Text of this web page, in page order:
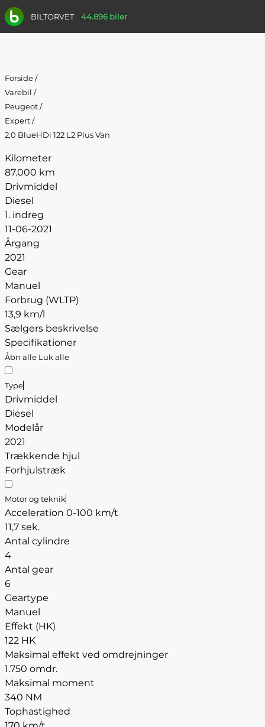
BILTORVET 44.896 biler
Forside/
Varebil /
Peugeot/
Expert/
2,0 BlueHDi 122 L2 Plus Van
Kilometer
87.000 km
Drivmiddel
Diesel
1. indreg
11-06-2021
Årgang
2021
Gear
Manuel
Forbrug (WLTP)
13,9 km/l
Sælgers beskrivelse
Specifikationer
Åbn alle Luk alle
Type
Drivmiddel
Diesel
Modelår
2021
Trækkende hjul
Forhjulstræk
Motor og teknik
Acceleration 0-100 km/t
11,7 sek.
Antal cylindre
4
Antal gear
6
Geartype
Manuel
Effekt (HK)
122 HK
Maksimal effekt ved omdrejninger
1.750 omdr.
Maksimal moment
340 NM
Tophastighed